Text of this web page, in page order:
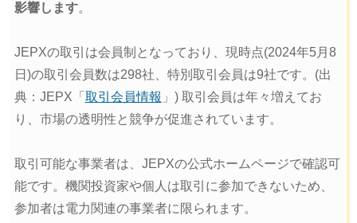
影響します。
JEPXの取引は会員制となっており、現時点(2024年5月8
日)の取引会員数は298社、特別取引会員は9社です。(出
典：JEPX「 取引会員情報 」) 取引会員は年々増えてお
り、市場の透明性と競争が促進されています。
取引可能な事業者は、JEPXの公式ホームページで確認可
能です。機関投資家や個人は取引に参加できないため、
参加者は電力関連の事業者に限られます。